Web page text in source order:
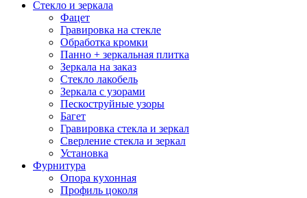
Стекло и зеркала
Фацет
Гравировка на стекле
Обработка кромки
Панно + зеркальная плитка
Зеркала на заказ
Стекло лакобель
Зеркала с узорами
Пескоструйные узоры
Багет
Гравировка стекла и зеркал
Сверление стекла и зеркал
Установка
Фурнитура
Опора кухонная
Профиль цоколя